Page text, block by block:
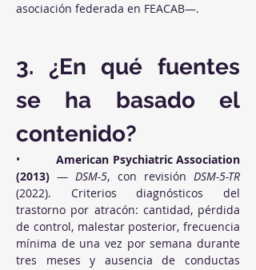
asociación federada en FEACAB—.
3. ¿En qué fuentes
se ha basado el
contenido?
• American Psychiatric Association
(2013) — DSM-5, con revisión DSM-5-TR
(2022). Criterios diagnósticos del
trastorno por atracón: cantidad, pérdida
de control, malestar posterior, frecuencia
mínima de una vez por semana durante
tres meses y ausencia de conductas